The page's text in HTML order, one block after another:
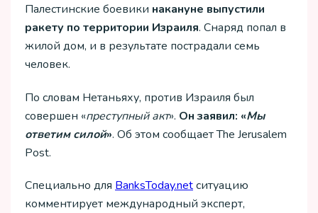
Палестинские боевики накануне выпустили
ракету по территории Израиля. Снаряд попал в
жилой дом, и в результате пострадали семь
человек.
По словам Нетаньяху, против Израиля был
совершен «преступный акт». Он заявил: «Мы
ответим силой». Об этом сообщает The Jerusalem
Post.
Специально для ВanksToday.netситуацию
комментирует международный эксперт,